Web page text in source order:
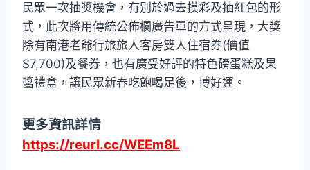
民眾一次抽獎機會，有別於過去摸彩及抽紅包的形
式，此次將用傳統公佈欄廣告單的方式呈現，大獎
除有南港老爺行旅旅人客房雙人住宿券(價值
$7,700)及餐券，也有廣受好評的特色磅蛋糕及果
醬禮盒，讓民眾新春吃飽喝足後，博好運。
更多資訊詳情
https://reurl.cc/WEEm8L